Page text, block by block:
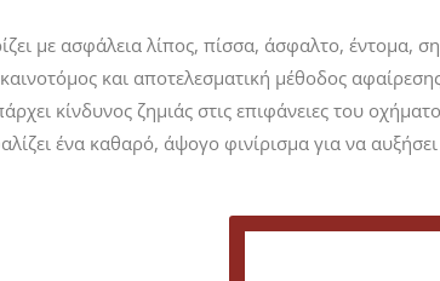
με ασφάλεια λίπος, πίσσα, άσφαλτο, έντομα,
και αποτελεσματική μέθοδος
κίνδυνος ζημιάς στις επιφάνειες του
ένα καθαρό, άψογο φινίρισμα για να